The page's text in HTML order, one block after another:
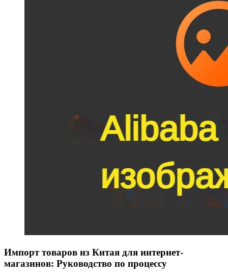
Импорт товаров из Китая для интернет-
магазинов: Руководство по процессу